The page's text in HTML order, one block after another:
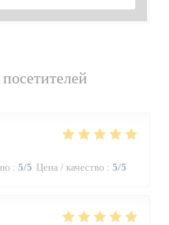
: 5/5 Цена / качество : 5/5